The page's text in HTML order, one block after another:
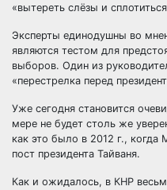
«вытереть слёзы и
Эксперты единодушны во
являются тестом для
выборов. Один из
«перестрелка перед
Уже сегодня становится
мере не будет столь же
как это было в 2012 г.,
пост президента Тайваня.
Как и ожидалось, в КНР